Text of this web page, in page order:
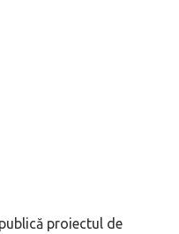
proiectul de